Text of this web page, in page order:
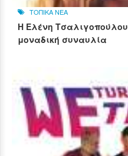
ΤΟΠΙΚΑ ΝΕΑ
Η Ελένη
μοναδική συναυλία